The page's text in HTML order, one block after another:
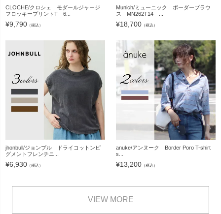
CLOCHE/クロシェ モダールジャージ
フロッキープリントT 6...
¥9,790 （税込）
Munich/ミューニック ボーダーブラウ
ス MN262T14 ...
¥18,700 （税込）
jhonbull/ジョンブル ドライコットンピ
グメントフレンチニ...
¥6,930 （税込）
anuke/アンヌーク Border Poro T-shirt
s...
¥13,200 （税込）
VIEW MORE